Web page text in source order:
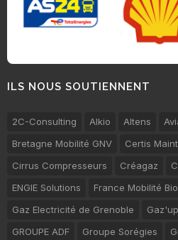
ILS NOUS SOUTIENNENT
2C-Consulting Alkio Altens
Bretagne Mobilité GNV
Certis
Cirrus Compresseurs
Créagaz
ENGIE Solutions
France Mobilité
Gaz Electricité de Grenoble
Gaz'up
GROUPE ADF
Groupe Sorégies